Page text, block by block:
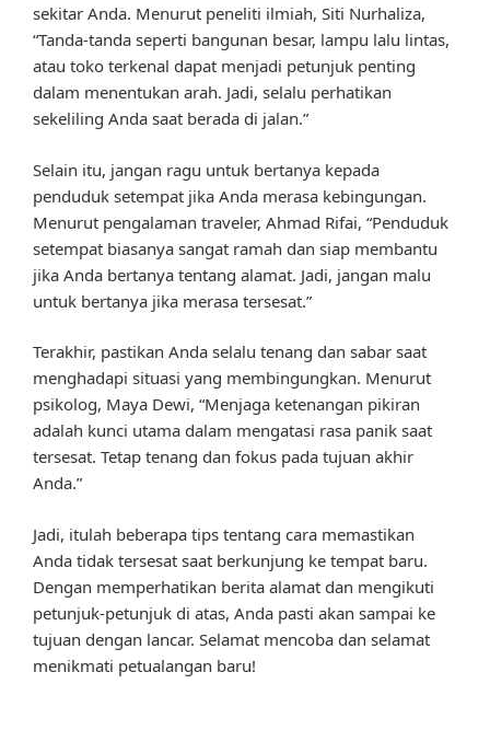
sekitar Anda. Menurut peneliti ilmiah, Siti Nurhaliza,
“Tanda-tanda seperti bangunan besar, lampu lalu lintas,
atau toko terkenal dapat menjadi petunjuk penting
dalam menentukan arah. Jadi, selalu perhatikan
sekeliling Anda saat berada di jalan.”
Selain itu, jangan ragu untuk bertanya kepada
penduduk setempat jika Anda merasa kebingungan.
Menurut pengalaman traveler, Ahmad Rifai, “Penduduk
setempat biasanya sangat ramah dan siap membantu
jika Anda bertanya tentang alamat. Jadi, jangan malu
untuk bertanya jika merasa tersesat.”
Terakhir, pastikan Anda selalu tenang dan sabar saat
menghadapi situasi yang membingungkan. Menurut
psikolog, Maya Dewi, “Menjaga ketenangan pikiran
adalah kunci utama dalam mengatasi rasa panik saat
tersesat. Tetap tenang dan fokus pada tujuan akhir
Anda.”
Jadi, itulah beberapa tips tentang cara memastikan
Anda tidak tersesat saat berkunjung ke tempat baru.
Dengan memperhatikan berita alamat dan mengikuti
petunjuk-petunjuk di atas, Anda pasti akan sampai ke
tujuan dengan lancar. Selamat mencoba dan selamat
menikmati petualangan baru!